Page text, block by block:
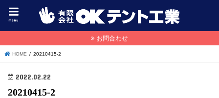
menu
お問合わせ
HOME 20210415-2
2022.02.22
20210415-2